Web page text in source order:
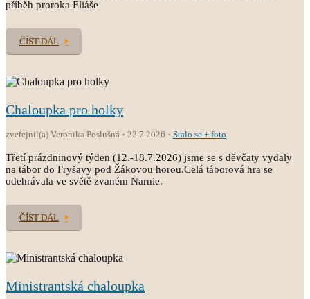
příběh proroka Eliáše
ČÍST DÁL
Chaloupka pro holky
zveřejnil(a) Veronika Poslušná 22.7.2026 Stalo se + foto
Třetí prázdninový týden (12.-18.7.2026) jsme se s děvčaty vydaly
na tábor do Fryšavy pod Žákovou horou.Celá táborová hra se
odehrávala ve světě zvaném Narnie.
ČÍST DÁL
Ministrantská chaloupka